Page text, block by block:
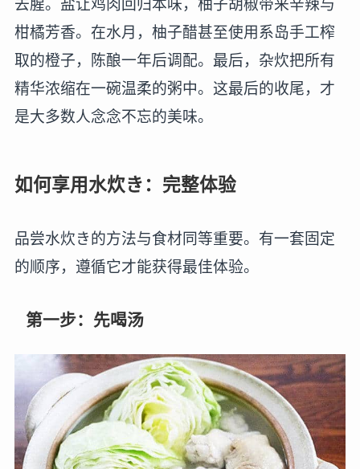
去腥。盐让鸡肉回归本味，柚子胡椒带来辛辣与
柑橘芳香。在水月，柚子醋甚至使用系岛手工榨
取的橙子，陈酿一年后调配。最后，杂炊把所有
精华浓缩在一碗温柔的粥中。这最后的收尾，才
是大多数人念念不忘的美味。
如何享用水炊き：完整体验
品尝水炊き的方法与食材同等重要。有一套固定
的顺序，遵循它才能获得最佳体验。
第一步：先喝汤